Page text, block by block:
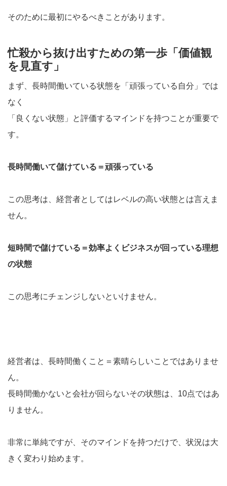
そのために最初にやるべきことがあります。
忙殺から抜け出すための第一歩「価値観
を見直す」
まず、長時間働いている状態を「頑張っている自分」では
なく
「良くない状態」と評価するマインドを持つことが重要で
す。
長時間働いて儲けている＝頑張っている
この思考は、経営者としてはレベルの高い状態とは言えま
せん。
短時間で儲けている＝効率よくビジネスが回っている理想
の状態
この思考にチェンジしないといけません。
経営者は、長時間働くこと＝素晴らしいことではありませ
ん。
長時間働かないと会社が回らないその状態は、10点ではあ
りません。
非常に単純ですが、そのマインドを持つだけで、状況は大
きく変わり始めます。